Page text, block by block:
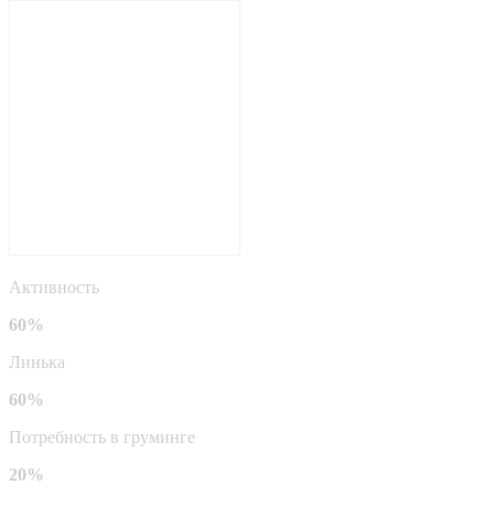
Активность
60%
Линька
60%
Потребность в груминге
20%